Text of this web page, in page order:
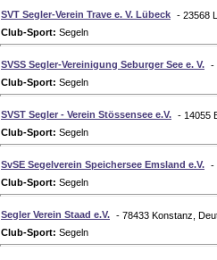
SVT Segler-Verein Trave e. V. Lübeck - 23568
Club-Sport: Segeln
SVSS Segler-Vereinigung Seburger See e. V. -
Club-Sport: Segeln
SVST Segler - Verein Stössensee e.V. - 14055
Club-Sport: Segeln
SvSE Segelverein Speichersee Emsland e.V. -
Club-Sport: Segeln
Segler Verein Staad e.V. - 78433 Konstanz,
Club-Sport: Segeln